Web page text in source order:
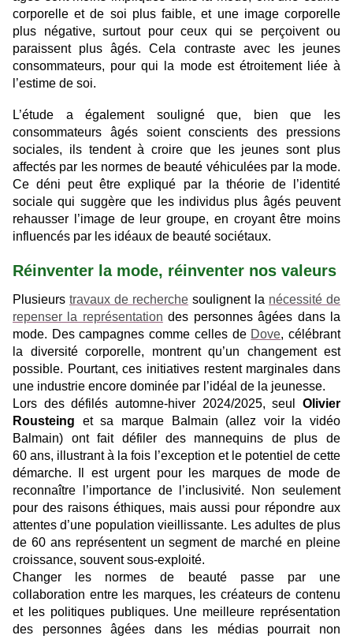
corporelle et de soi plus faible, et une image corporelle
plus négative, surtout pour ceux qui se perçoivent ou
paraissent plus âgés. Cela contraste avec les jeunes
consommateurs, pour qui la mode est étroitement liée à
l’estime de soi.
L’étude a également souligné que, bien que les
consommateurs âgés soient conscients des pressions
sociales, ils tendent à croire que les jeunes sont plus
affectés par les normes de beauté véhiculées par la mode.
Ce déni peut être expliqué par la théorie de l’identité
sociale qui suggère que les individus plus âgés peuvent
rehausser l’image de leur groupe, en croyant être moins
influencés par les idéaux de beauté sociétaux.
Réinventer la mode, réinventer nos valeurs
Plusieurs travaux de recherche soulignent la nécessité de
repenser la représentation des personnes âgées dans la
mode. Des campagnes comme celles de Dove, célébrant
la diversité corporelle, montrent qu’un changement est
possible. Pourtant, ces initiatives restent marginales dans
une industrie encore dominée par l’idéal de la jeunesse.
Lors des défilés automne-hiver 2024/2025, seul Olivier
Rousteing et sa marque Balmain (allez voir la vidéo
Balmain) ont fait défiler des mannequins de plus de
60 ans, illustrant à la fois l’exception et le potentiel de cette
démarche. Il est urgent pour les marques de mode de
reconnaître l’importance de l’inclusivité. Non seulement
pour des raisons éthiques, mais aussi pour répondre aux
attentes d’une population vieillissante. Les adultes de plus
de 60 ans représentent un segment de marché en pleine
croissance, souvent sous-exploité.
Changer les normes de beauté passe par une
collaboration entre les marques, les créateurs de contenu
et les politiques publiques. Une meilleure représentation
des personnes âgées dans les médias pourrait non